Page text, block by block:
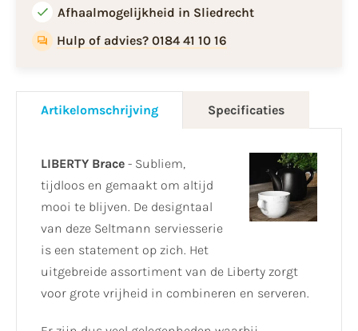
Afhaalmogelijkheid in Sliedrecht
Hulp of advies? 0184 41 10 16
Artikelomschrijving Specificaties
LIBERTY Brace - Subliem,
tijdloos en gemaakt om altijd
mooi te blijven. De designtaal
van deze Seltmann serviesserie
is een statement op zich. Het
uitgebreide assortiment van de Liberty zorgt
voor grote vrijheid in combineren en serveren.